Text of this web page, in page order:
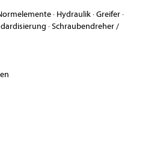
· Hydraulik·Greifer·
·Schraubendreher /